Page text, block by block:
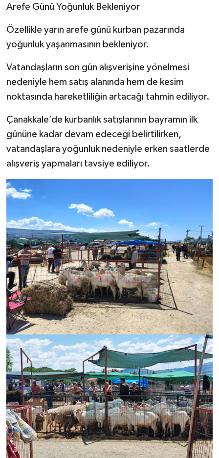
Arefe Günü Yoğunluk Bekleniyor
Özellikle yarın arefe günü kurban pazarında
yoğunluk yaşanmasının bekleniyor.
Vatandaşların son gün alışverişine yönelmesi
nedeniyle hem satış alanında hem de kesim
noktasında hareketliliğin artacağı tahmin ediliyor.
Çanakkale’de kurbanlık satışlarının bayramın ilk
gününe kadar devam edeceği belirtilirken,
vatandaşlara yoğunluk nedeniyle erken saatlerde
alışveriş yapmaları tavsiye ediliyor.